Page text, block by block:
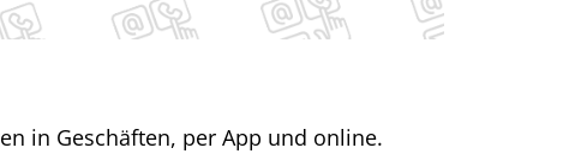
in Geschäften, per App und online.